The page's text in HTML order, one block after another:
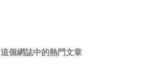
這個網誌中的熱門文章